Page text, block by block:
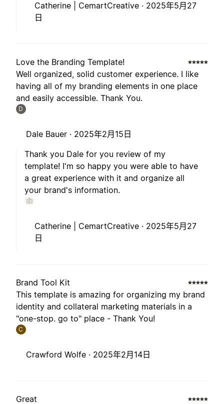
Catherine | CemartCreative · 2025年5月27
日
Love the Branding Template!
Well organized, solid customer experience. I like
having all of my branding elements in one place
and easily accessible. Thank You.
D
Dale Bauer · 2025年2月15日
Thank you Dale for you review of my
template! I'm so happy you were able to have
a great experience with it and organize all
your brand's information.
Catherine | CemartCreative · 2025年5月27
日
Brand Tool Kit
This template is amazing for organizing my brand
identity and collateral marketing materials in a
"one-stop. go to" place - Thank You!
C
Crawford Wolfe · 2025年2月14日
Great